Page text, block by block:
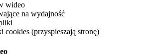
wideo
na wydajność
cookies (przyspieszają stronę)